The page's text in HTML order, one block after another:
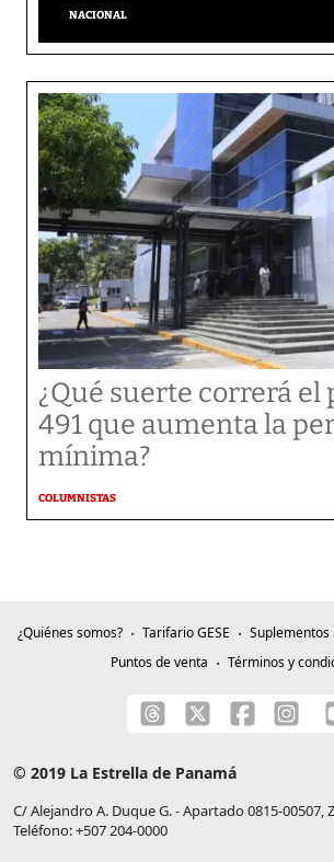
NACIONAL
¿Qué suerte correrá el
491 que aumenta la
mínima?
COLUMNISTAS
¿Quiénes somos? Tarifario GESE Suplementos
Puntos de venta
Términos y
© 2019 La Estrella de Panamá
C/ Alejandro A. Duque G. - Apartado 0815-00507,
Teléfono: +507 204-0000